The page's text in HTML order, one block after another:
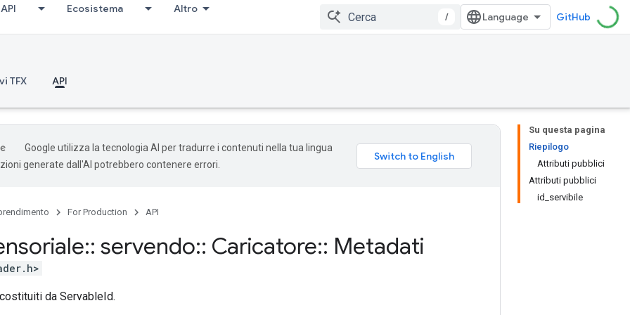
API Ecosistema Altro
/ GitHub
TFX API
Su questa pagina
Riepilogo
Attributi pubblici
Attributi pubblici
id_servibile
Google utilizza la tecnologia AI per tradurre i contenuti nella tua lingua
generate dall'AI potrebbero contenere errori.
For Production API
:: servendo:: Caricatore:: Metadati
da ServableId.